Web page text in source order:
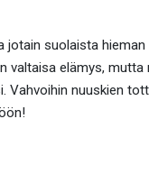
jotain suolaista
valtaisa elämys,
Vahvoihin nuuskien